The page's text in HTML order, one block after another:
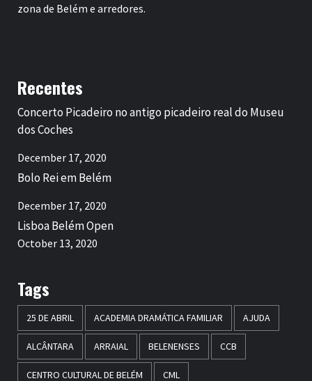
zona de Belém e arredores.
Recentes
Concerto Picadeiro no antigo picadeiro real do Museu
dos Coches
December 17, 2020
Bolo Rei em Belém
December 17, 2020
Lisboa Belém Open
October 13, 2020
Tags
25 DE ABRIL ACADEMIA DRAMÁTICA FAMILIAR AJUDA
ALCÂNTARA ARRAIAL BELENENSES CCB
CENTRO CULTURAL DE BELÉM CML